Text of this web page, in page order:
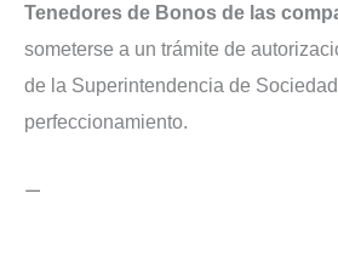
Tenedores de Bonos de las
someterse a un trámite de
de la Superintendencia de
perfeccionamiento.
—